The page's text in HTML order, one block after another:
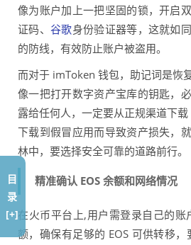
像为账户加上一把坚固的锁，开启
证码、 谷歌身份验证器等，这就如
的防线，有效防止账户被盗用。
而对于 imToken 钱包，助记词是恢
像一把打开数字资产宝库的钥匙，
露给任何人，一定要从正规渠道下
下载到假冒应用而导致资产损失，
林中，要选择安全可靠的道路前行。
精准确认 EOS 余额和网络情况
在火币平台上,用户需登录自己的
额，确保有足够的 EOS 可供转移，
目
录
[+]